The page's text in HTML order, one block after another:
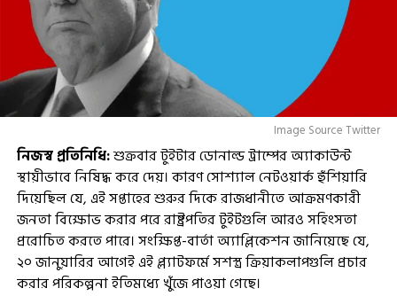
Image Source Twitter
নিজস্ব প্রতিনিধি:শুক্রবার টুইটার ডোনাল্ড ট্রাম্পের অ্যাকাউন্ট
স্থায়ীভাবে নিষিদ্ধ করে দেয়। কারণ সোশ্যাল নেটওয়ার্ক হুঁশিয়ারি
দিয়েছিল যে, এই সপ্তাহের শুরুর দিকে রাজধানীতে আক্রমণকারী
জনতা বিক্ষোভ করার পরে রাষ্ট্রপতির টুইটগুলি আরও সহিংসতা
প্ররোচিত করতে পারে। সংক্ষিপ্ত-বার্তা অ্যাপ্লিকেশন জানিয়েছে যে,
২০ জানুয়ারির আগেই এই প্ল্যাটফর্মে সশস্ত্র ক্রিয়াকলাপগুলি প্রচার
করার পরিকল্পনা ইতিমধ্যে খুঁজে পাওয়া গেছে।